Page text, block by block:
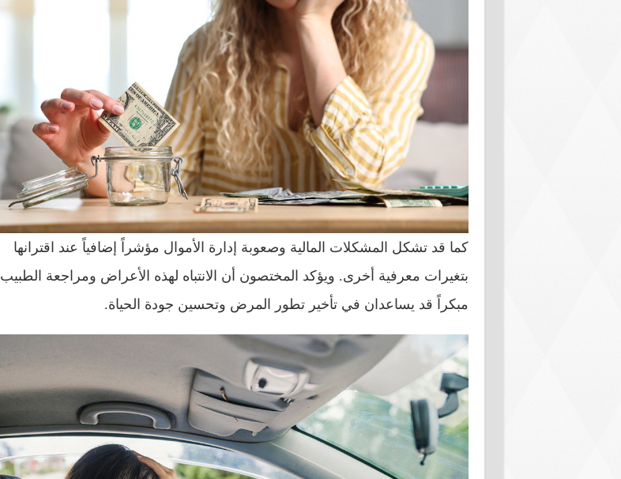
كما قد تشكل المشكلات المالية وصعوبة إدارة الأموال مؤشراً إضافياً عند اقترانها
بتغيرات معرفية أخرى. ويؤكد المختصون أن الانتباه لهذه الأعراض ومراجعة الطبيب
مبكراً قد يساعدان في تأخير تطور المرض وتحسين جودة الحياة.